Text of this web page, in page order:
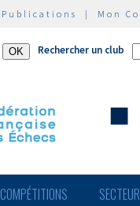
Publications | Mon
Rechercher un club
COMPÉTITIONS